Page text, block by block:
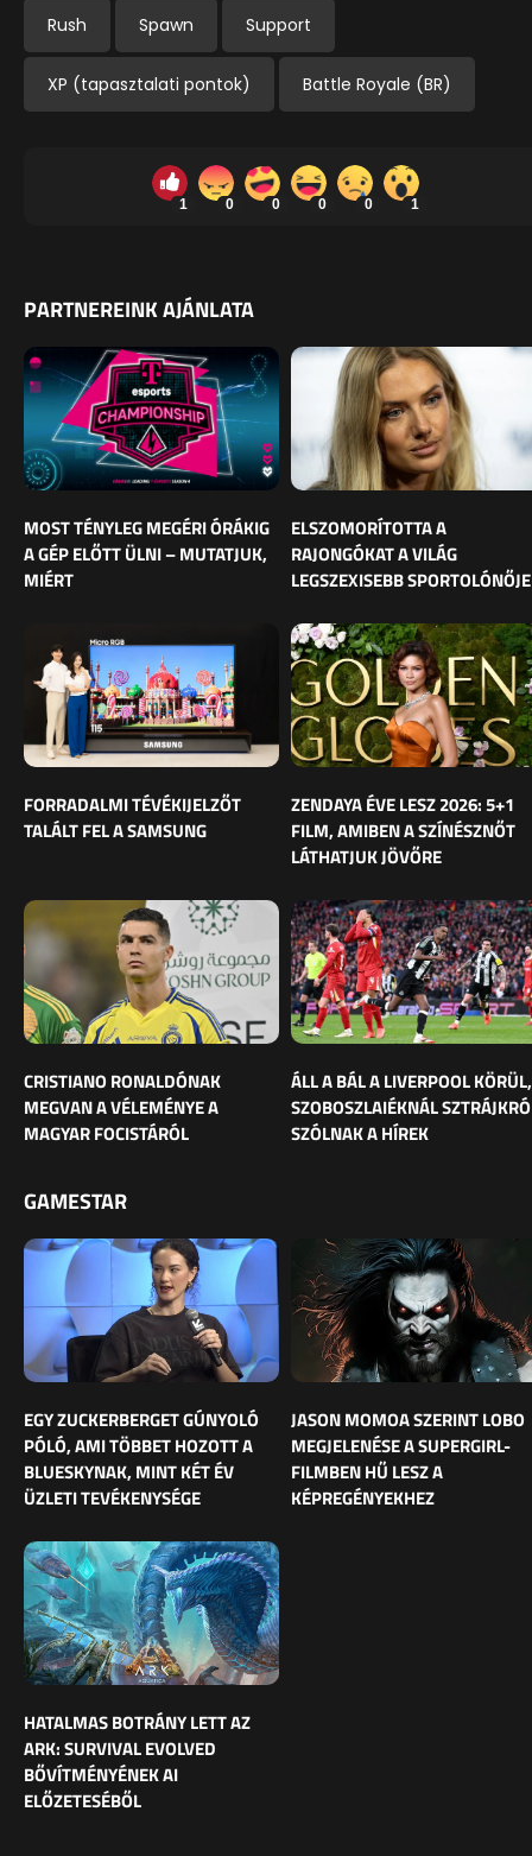
Rush Spawn Support
XP (tapasztalati pontok) Battle Royale (BR)
1 0 0 0 0 1
PARTNEREINK AJÁNLATA
MOST TÉNYLEG MEGÉRI ÓRÁKIG
A GÉP ELŐTT ÜLNI – MUTATJUK,
MIÉRT
ELSZOMORÍTOTTA A
RAJONGÓKAT A VILÁG
LEGSZEXISEBB SPORTOLÓNŐJE
FORRADALMI TÉVÉKIJELZŐT
TALÁLT FEL A SAMSUNG
ZENDAYA ÉVE LESZ 2026: 5+1
FILM, AMIBEN A SZÍNÉSZNŐT
LÁTHATJUK JÖVŐRE
CRISTIANO RONALDÓNAK
MEGVAN A VÉLEMÉNYE A
MAGYAR FOCISTÁRÓL
ÁLL A BÁL A LIVERPOOL KÖRÜL,
SZOBOSZLAIÉKNÁL
SZÓLNAK A HÍREK
GAMESTAR
EGY ZUCKERBERGET GÚNYOLÓ
PÓLÓ, AMI TÖBBET HOZOTT A
BLUESKYNAK, MINT KÉT ÉV
ÜZLETI TEVÉKENYSÉGE
JASON MOMOA SZERINT LOBO
MEGJELENÉSE A SUPERGIRL-
FILMBEN HŰ LESZ A
KÉPREGÉNYEKHEZ
HATALMAS BOTRÁNY LETT AZ
ARK: SURVIVAL EVOLVED
BŐVÍTMÉNYÉNEK AI
ELŐZETESÉBŐL